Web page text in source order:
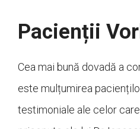
Pacienții
Cea mai bună dovadă a
este mulțumirea
testimoniale ale celor